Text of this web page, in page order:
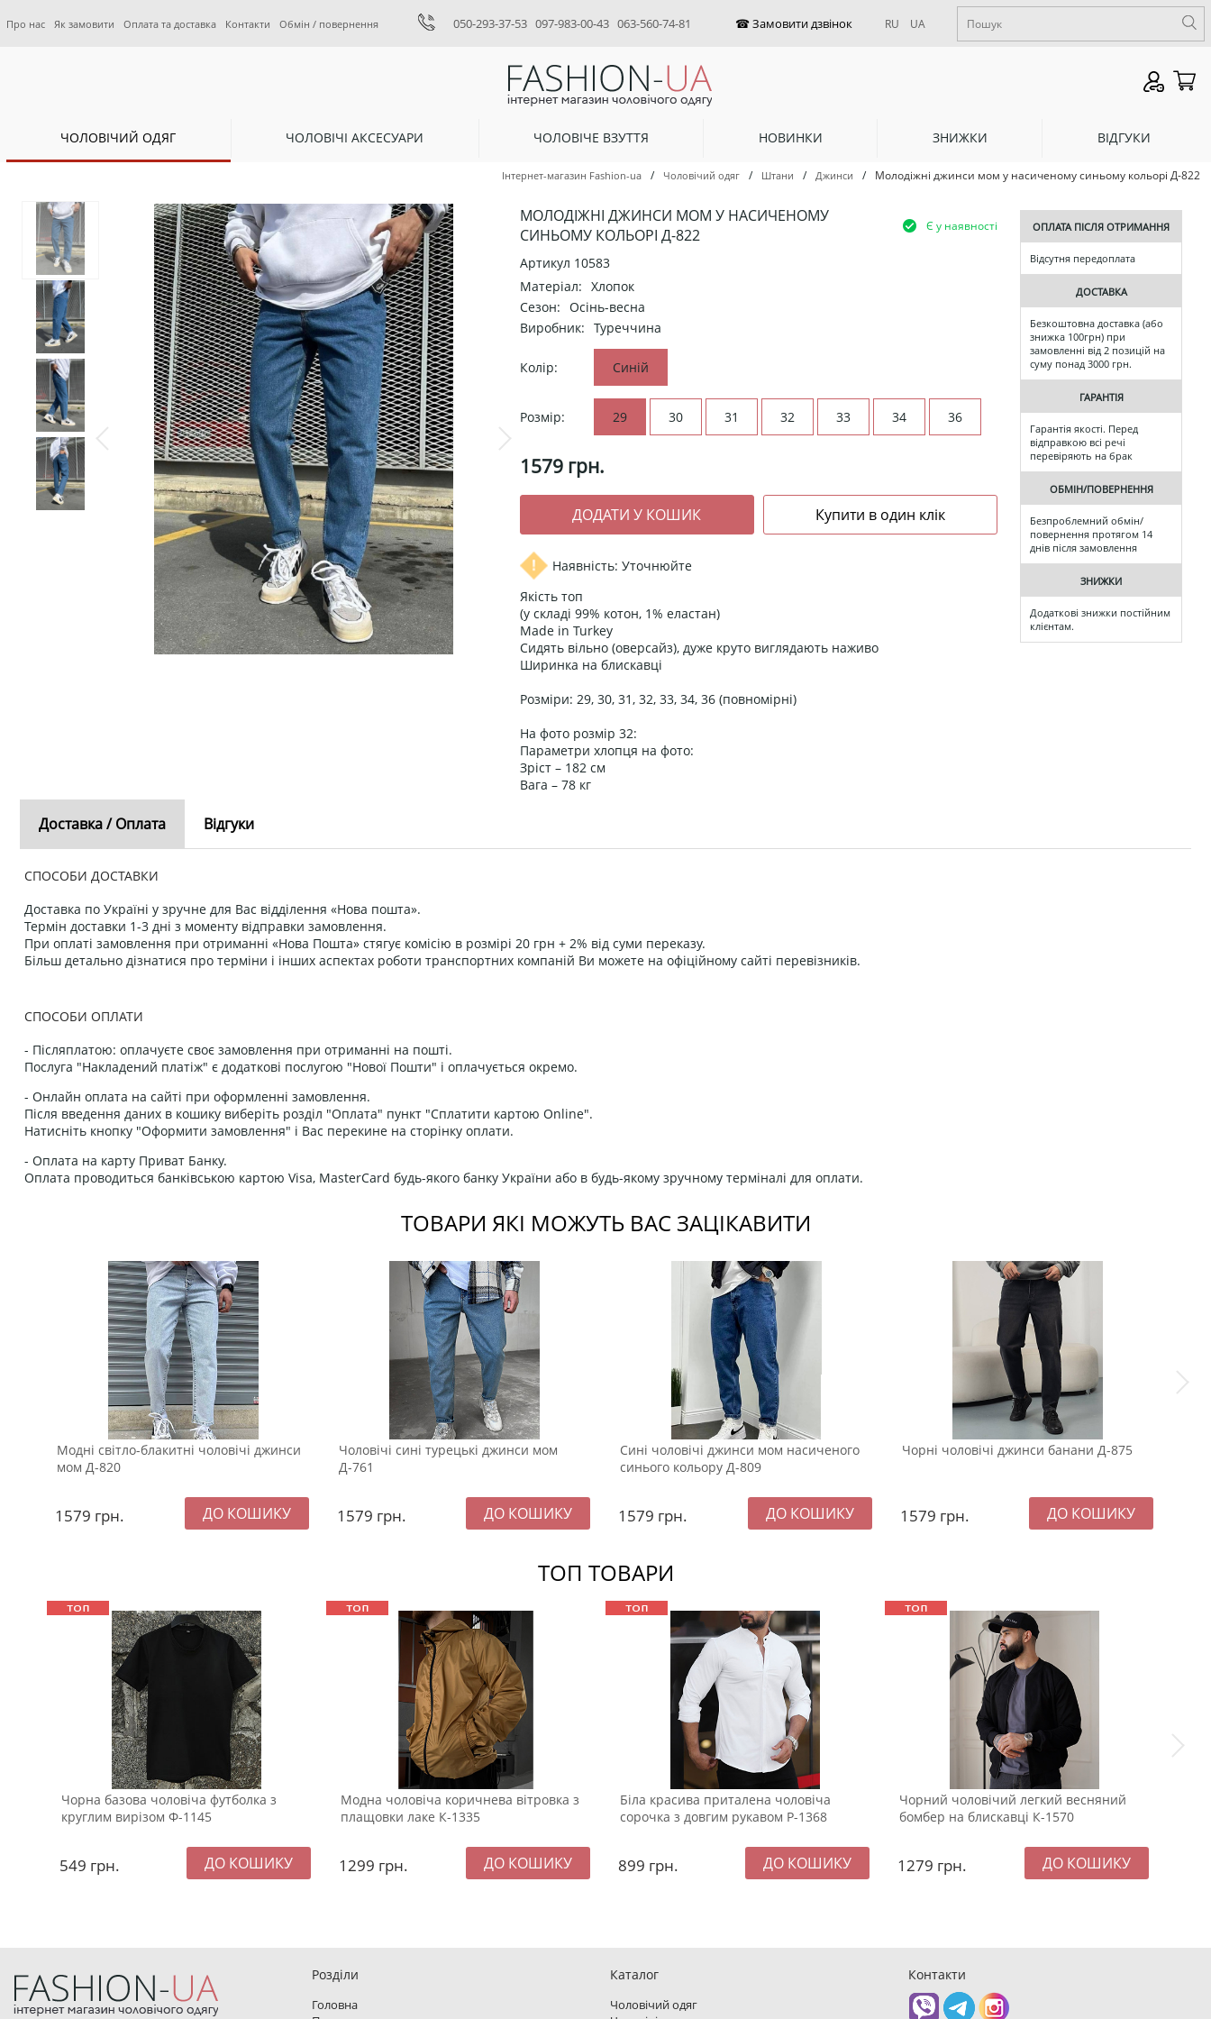
Про нас Як замовити Оплата та доставка Контакти Обмін / повернення 050-293-37-53 097-983-00-43 063-560-74-81 RU UA
ЧОЛОВІЧИЙ ОДЯГ ЧОЛОВІЧІ АКСЕСУАРИ ЧОЛОВІЧЕ ВЗУТТЯ НОВИНКИ ЗНИЖКИ ВІДГУКИ
Інтернет-магазин Fashion-ua / Чоловічий одяг / Штани / Джинси / Молодіжні джинси мом у насиченому синьому кольорі Д-822
МОЛОДІЖНІ ДЖИНСИ МОМ У НАСИЧЕНОМУ
СИНЬОМУ КОЛЬОРІ Д-822
Є у наявності
Артикул 10583
Матеріал: Хлопок
Сезон: Осінь-весна
Виробник: Туреччина
Колір: Синій
Розмір: 29 30 31 32 33 34 36
1579 грн.
Наявність: Уточнюйте
Якість топ
(у складі 99% котон, 1% еластан)
Made in Turkey
Сидять вільно (оверсайз), дуже круто виглядають наживо
Ширинка на блискавці
Розміри: 29, 30, 31, 32, 33, 34, 36 (повномірні)
На фото розмір 32:
Параметри хлопця на фото:
Зріст – 182 см
Вага – 78 кг
ОПЛАТА ПІСЛЯ ОТРИМАННЯ
Відсутня передоплата
ДОСТАВКА
Безкоштовна доставка (або
знижка 100грн) при
замовленні від 2 позицій на
суму понад 3000 грн.
ГАРАНТІЯ
Гарантія якості. Перед
відправкою всі речі
перевіряють на брак
ОБМІН/ПОВЕРНЕННЯ
Безпроблемний обмін/
повернення протягом 14
днів після замовлення
ЗНИЖКИ
Додаткові знижки постійним
клієнтам.
Доставка / Оплата Відгуки
СПОСОБИ ДОСТАВКИ
Доставка по Україні у зручне для Вас відділення «Нова пошта».
Термін доставки 1-3 дні з моменту відправки замовлення.
При оплаті замовлення при отриманні «Нова Пошта» стягує комісію в розмірі 20 грн + 2% від суми переказу.
Більш детально дізнатися про терміни і інших аспектах роботи транспортних компаній Ви можете на офіційному сайті перевізників.
СПОСОБИ ОПЛАТИ
- Післяплатою: оплачуєте своє замовлення при отриманні на пошті.
Послуга "Накладений платіж" є додаткові послугою "Нової Пошти" і оплачується окремо.
- Онлайн оплата на сайті при оформленні замовлення.
Після введення даних в кошику виберіть розділ "Оплата" пункт "Сплатити картою Online".
Натисніть кнопку "Оформити замовлення" і Вас перекине на сторінку оплати.
- Оплата на карту Приват Банку.
Оплата проводиться банківською картою Visa, MasterCard будь-якого банку України або в будь-якому зручному терміналі для оплати.
ТОВАРИ ЯКІ МОЖУТЬ ВАС ЗАЦІКАВИТИ
Модні світло-блакитні чоловічі джинси
мом Д-820
1579 грн.
Чоловічі сині турецькі джинси мом
Д-761
1579 грн.
Сині чоловічі джинси мом насиченого
синього кольору Д-809
1579 грн.
Чорні чоловічі джинси банани Д-875
1579 грн.
ТОП ТОВАРИ
Чорна базова чоловіча футболка з
круглим вирізом Ф-1145
549 грн.
Модна чоловіча коричнева вітровка з
плащовки лаке К-1335
1299 грн.
Біла красива приталена чоловіча
сорочка з довгим рукавом Р-1368
899 грн.
Чорний чоловічий легкий весняний
бомбер на блискавці К-1570
1279 грн.
Розділи
Головна
Каталог
Чоловічий одяг
Контакти